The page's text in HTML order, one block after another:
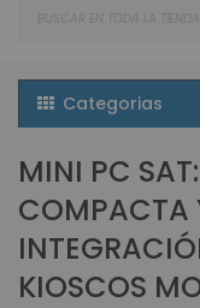
Categorias
MINI PC
COMPACTA
KIOSCOS